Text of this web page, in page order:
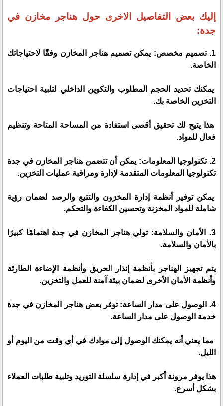
إليك بعض التفاصيل الاخرى حول هناجر مخازن في
جدة:
1. تصميم مخصص: يمكن تصميم هناجر المخازن وفقًا لاحتياجاتك
الخاصة.
يمكنك تحديد الحجم المطلوب والتكوين الداخلي لتلبية احتياجات
التخزين الخاصة بك.
هذا يتيح لك تحقيق أقصى استفادة من المساحة المتاحة وتنظيم
فعال للمواد.
2. تكنولوجيا المعلومات: يمكن أن تتضمن هناجر المخازن في جدة
تكنولوجيا المعلومات المتقدمة لإدارة ومراقبة عمليات التخزين.
يمكن توفير أنظمة إدارة المخزون والتتبع والرصد لضمان رؤية
شاملة للمواد المخزنة وتحسين الكفاءة والتحكم.
3. الأمان والسلامة: تولي هناجر المخازن في جدة اهتمامًا كبيرًا
بالأمان والسلامة.
يتم تجهيز الهناجر بأنظمة إنذار الحريق وأنظمة الإضاءة الطارئة
وأنظمة الأمان الأخرى لضمان بيئة آمنة للعمل والتخزين.
4. الوصول على مدار الساعة: توفر بعض هناجر المخازن في جدة
خدمة الوصول على مدار الساعة.
مما يعني أنه يمكنك الوصول إلى موادك في أي وقت من اليوم أو
الليل.
هذا يوفر مرونة أكبر في إدارة سلسلة التوريد وتلبية طلبات العملاء
بشكل أسرع.